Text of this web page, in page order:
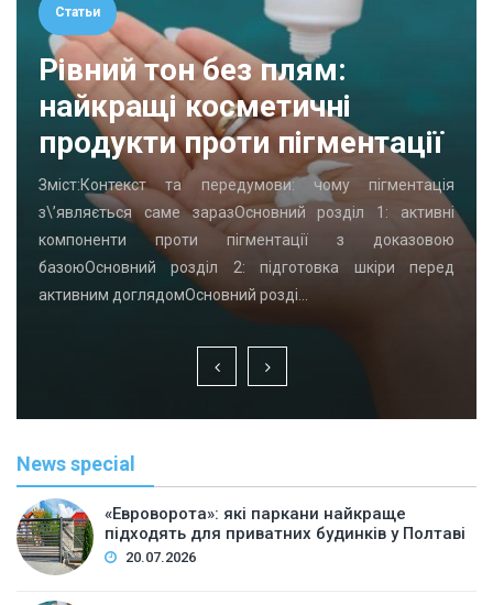
Статьи
Рівний тон без плям:
найкращі косметичні
продукти проти пігментації
Зміст:Контекст та передумови: чому пігментація
з\’являється саме заразОсновний розділ 1: активні
компоненти проти пігментації з доказовою
базоюОсновний розділ 2: підготовка шкіри перед
активним доглядомОсновний розді…
News special
«Евроворота»: які паркани найкраще
підходять для приватних будинків у Полтаві
20.07.2026